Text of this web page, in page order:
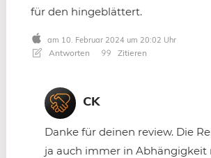
für den hingeblättert.
am 10. Februar 2024 um 20:02 Uhr
Antworten Zitieren
CK
Danke für deinen review. Die
ja auch immer in Abhängigkeit